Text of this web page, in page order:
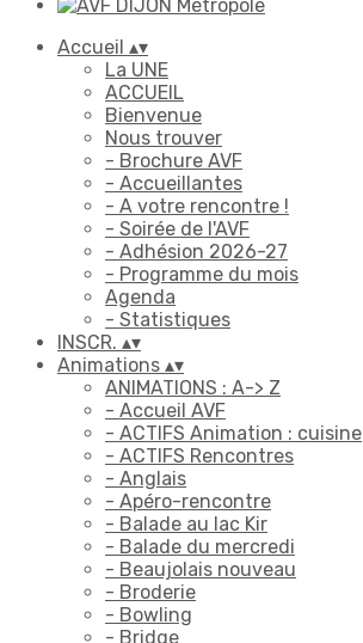
Accueil ▴▾
La UNE
ACCUEIL
Bienvenue
Nous trouver
- Brochure AVF
- Accueillantes
- A votre rencontre !
- Soirée de l'AVF
- Adhésion 2026-27
- Programme du mois
Agenda
- Statistiques
INSCR. ▴▾
Animations ▴▾
ANIMATIONS : A-> Z
- Accueil AVF
- ACTIFS Animation : cuisine
- ACTIFS Rencontres
- Anglais
- Apéro-rencontre
- Balade au lac Kir
- Balade du mercredi
- Beaujolais nouveau
- Broderie
- Bowling
- Bridge